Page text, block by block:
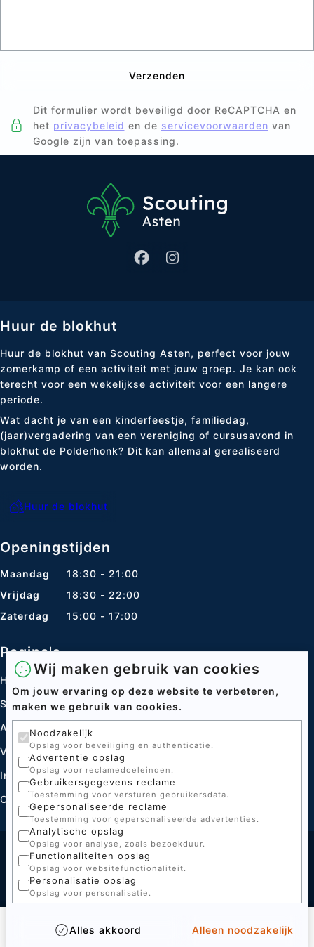
Wij maken gebruik van cookies
Om jouw ervaring op deze website te verbeteren,
maken we gebruik van cookies.
Noodzakelijk
Opslag voor beveiliging en authenticatie.
Advertentie opslag
Opslag voor reclamedoeleinden.
Gebruikersgegevens reclame
Toestemming voor versturen gebruikersdata.
Gepersonaliseerde reclame
Toestemming voor gepersonaliseerde advertenties.
Analytische opslag
Opslag voor analyse, zoals bezoekduur.
Functionaliteiten opslag
Opslag voor websitefunctionaliteit.
Personalisatie opslag
Opslag voor personalisatie.
Alles akkoord Alleen noodzakelijk
Verzenden
Dit formulier wordt beveiligd door ReCAPTCHA en
het privacybeleid en de servicevoorwaarden van
Google zijn van toepassing.
Huur de blokhut
Huur de blokhut van Scouting Asten, perfect voor jouw
zomerkamp of een activiteit met jouw groep. Je kan ook
terecht voor een wekelijkse activiteit voor een langere
periode.
Wat dacht je van een kinderfeestje, familiedag,
(jaar)vergadering van een vereniging of cursusavond in
blokhut de Polderhonk? Dit kan allemaal gerealiseerd
worden.
Huur de blokhut
Openingstijden
Maandag
18:30 - 21:00
Vrijdag
18:30 - 22:00
Zaterdag
15:00 - 17:00
Pagina's
Home
Speltakken
Acties
Verhuur
Informatie centrum
Contact
© 2026 Scouting Asten
Gemaakt door